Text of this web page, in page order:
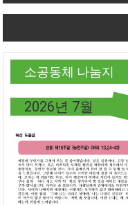
소공동체 나눔지
2026년 7월